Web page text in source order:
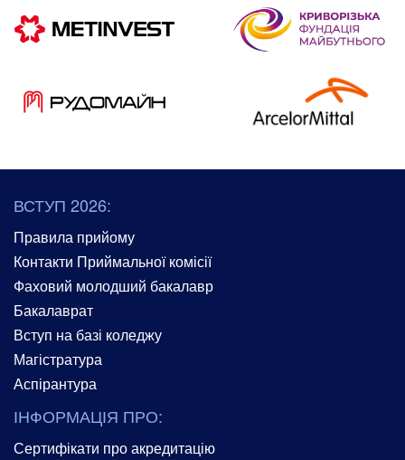
ВСТУП 2026:
Правила прийому
Контакти Приймальної комісії
Фаховий молодший бакалавр
Бакалаврат
Вступ на базі коледжу
Магістратура
Аспірантура
ІНФОРМАЦІЯ ПРО:
Сертифікати про акредитацію